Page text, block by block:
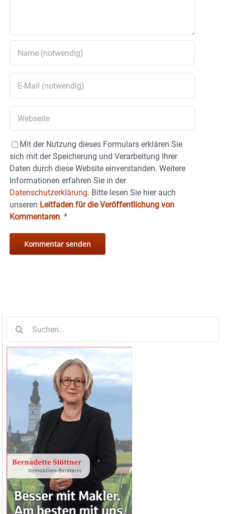
Mit der Nutzung dieses Formulars erklären Sie
sich mit der Speicherung und Verarbeitung Ihrer
Daten durch diese Website einverstanden. Weitere
Informationen erfahren Sie in der
Datenschutzerklärung. Bitte lesen Sie hier auch
unseren Leitfaden für die Veröffentlichung von
Kommentaren. *
nach: